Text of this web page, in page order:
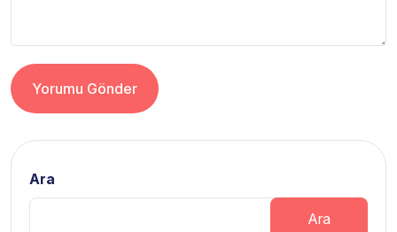
Yorumu Gönder
Ara
Ara